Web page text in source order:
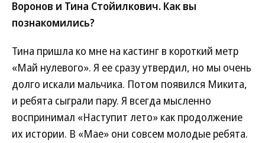
Воронов и Тина Стойилкович. Как вы
познакомились?
Тина пришла ко мне на кастинг в короткий метр
«Май нулевого». Я ее сразу утвердил, но мы очень
долго искали мальчика. Потом появился Микита,
и ребята сыграли пару. Я всегда мысленно
воспринимал «Наступит лето» как продолжение
их истории. В «Мае» они совсем молодые ребята.